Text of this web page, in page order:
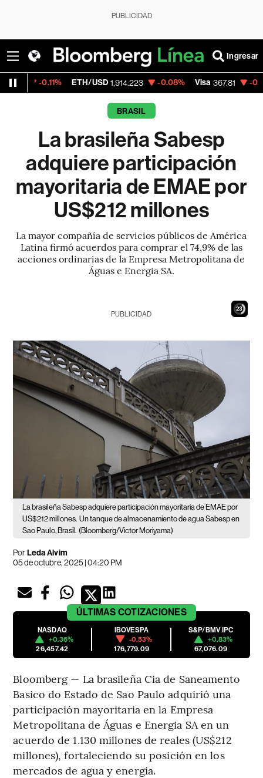
PUBLICIDAD
Ingresar
ETH/USD 1,914.223 -0.08% Visa 367.81 -0.20%
BRASIL
La brasileña Sabesp
adquiere participación
mayoritaria de EMAE por
US$212 millones
La mayor compañía de servicios públicos de América
Latina firmó acuerdos para comprar el 74,9% de las
acciones ordinarias de la Empresa Metropolitana de
Águas e Energia SA.
22
PUBLICIDAD
La brasileña Sabesp adquiere participación mayoritaria de EMAE por
US$212 millones. Un tanque de almacenamiento de agua Sabesp en
Sao Paulo, Brasil. (Bloomberg/Victor Moriyama)
PorLeda Alvim
05 de octubre, 2025 | 04:20 PM
ÚLTIMAS COTIZACIONES
NASDAQ
+0.36%
26,457.42
IBOVESPA
-0.53%
176,779.09
S&P/BMV IPC
+0.83%
67,076.09
Bloomberg — La brasileña Cia de Saneamento
Basico do Estado de Sao Paulo adquirió una
participación mayoritaria en la Empresa
Metropolitana de Águas e Energia SA en un
acuerdo de 1.130 millones de reales (US$212
millones), fortaleciendo su posición en los
mercados de agua y energía.